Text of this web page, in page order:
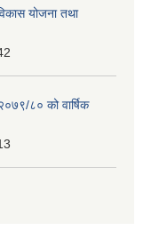
योजना तथा
८० को वार्षिक